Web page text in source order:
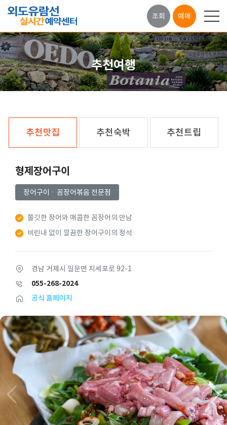
조회 예매
추천여행
추천맛집 추천숙박 추천트립
형제장어구이
장어구이ㆍ꼼장어볶음 전문점
쫄깃한 장어와 매콤한 꼼장어의 만남
비린내 없이 깔끔한 장어구이의 정석
경남 거제시 일운면 지세포로 92-1
055-268-2024
공식 홈페이지